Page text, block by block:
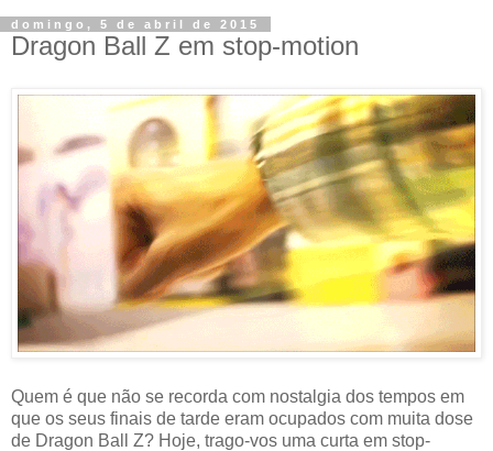
domingo, 5 de abril de 2015
Dragon Ball Z em stop-motion
Quem é que não se recorda com nostalgia dos tempos em
que os seus finais de tarde eram ocupados com muita dose
de Dragon Ball Z? Hoje, trago-vos uma curta em stop-